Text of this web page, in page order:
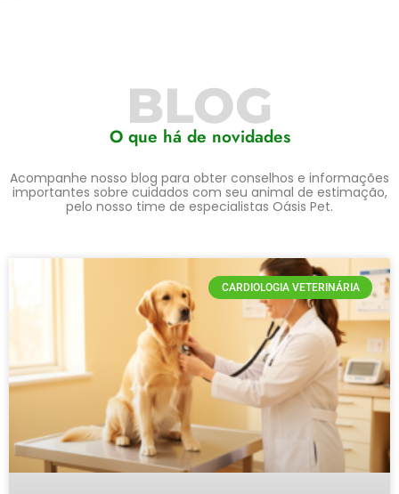
BLOG
O que há de novidades
Acompanhe nosso blog para obter conselhos e informações
importantes sobre cuidados com seu animal de estimação,
pelo nosso time de especialistas Oásis Pet.
CARDIOLOGIA VETERINÁRIA